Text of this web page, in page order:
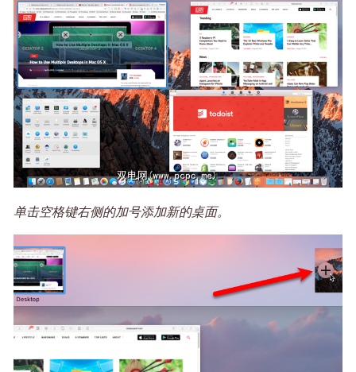
单击空格键右侧的加号添加新的桌面。